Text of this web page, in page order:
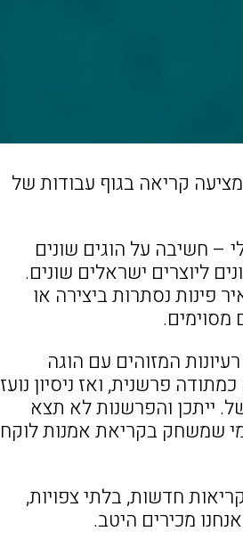
קריאה בגוף עבודות של
– חשיבה על הוגים שונים
ליוצרים ישראלים שונים.
פינות נסתרות ביצירה או
המזוהים עם הוגה
פרשנית, ואז ניסיון נועז
ייתכן והפרשנות לא תצא
שמשחק בקריאת אמנות לוקח
חדשות, בלתי צפויות,
מכירים היטב.